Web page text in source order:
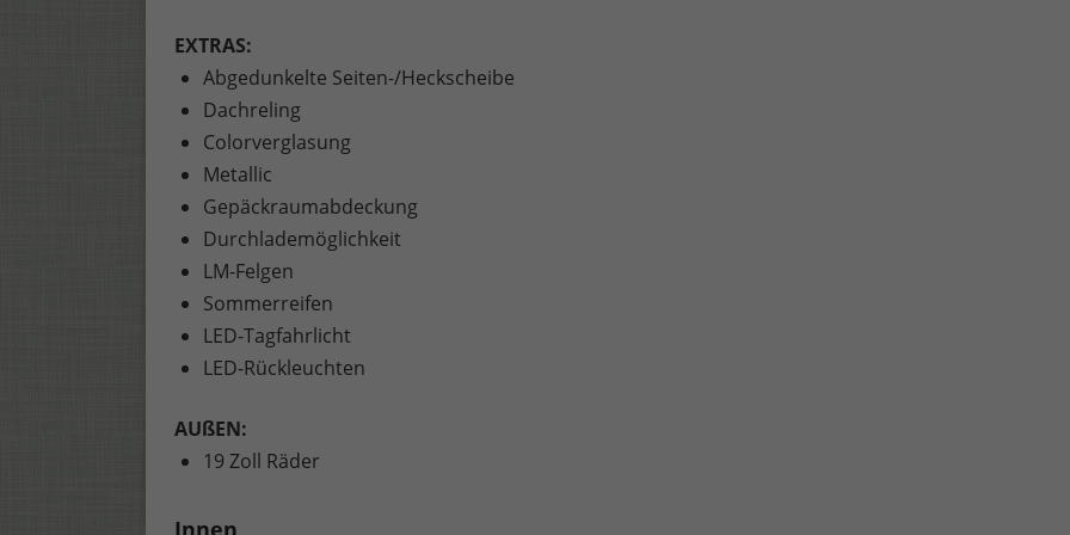
EXTRAS:
Abgedunkelte Seiten-/Heckscheibe
Dachreling
Colorverglasung
Metallic
Gepäckraumabdeckung
Durchlademöglichkeit
LM-Felgen
Sommerreifen
LED-Tagfahrlicht
LED-Rückleuchten
AUßEN:
19 Zoll Räder
Innen